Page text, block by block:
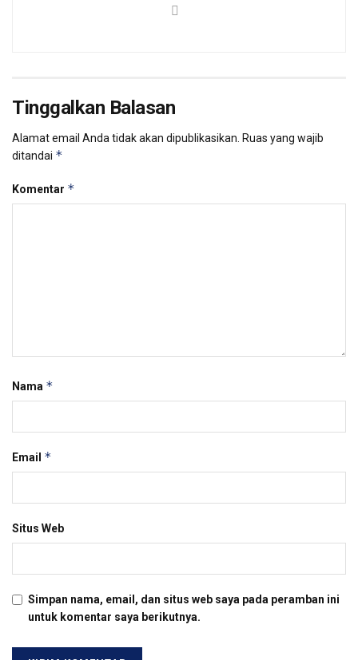
Tinggalkan Balasan
Alamat email Anda tidak akan dipublikasikan. Ruas yang wajib
ditandai *
Komentar *
Nama *
Email *
Situs Web
Simpan nama, email, dan situs web saya pada peramban ini
untuk komentar saya berikutnya.